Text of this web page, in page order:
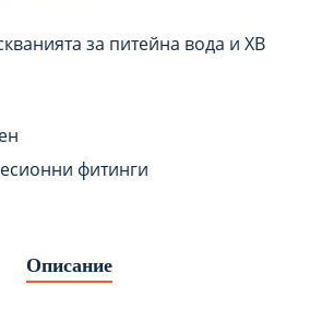
за питейна вода и ХВ
фитинги
Описание